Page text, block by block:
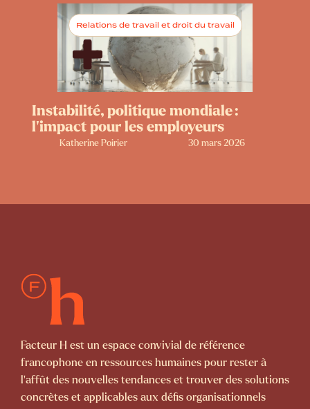
Relations de travail et droit du travail
Instabilité, politique mondiale :
l’impact pour les employeurs
Katherine Poirier 30 mars 2026
Facteur H est un espace convivial de référence
francophone en ressources humaines pour rester à
l’affût des nouvelles tendances et trouver des solutions
concrètes et applicables aux défis organisationnels